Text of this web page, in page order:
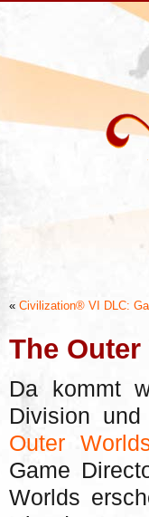
« Civilization® VI DLC:
The
Da kommt
Division
Outer
Game
Worlds